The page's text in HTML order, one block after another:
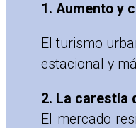
1. Aumento y
El turismo
estacional y
2. La carestía
El mercado